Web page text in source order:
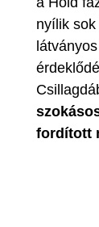
nyílik
fordított